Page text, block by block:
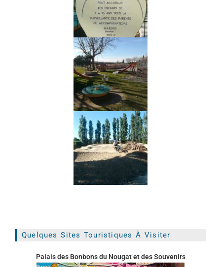
Quelques Sites Touristiques À Visiter
Palais des Bonbons du Nougat et des Souvenirs